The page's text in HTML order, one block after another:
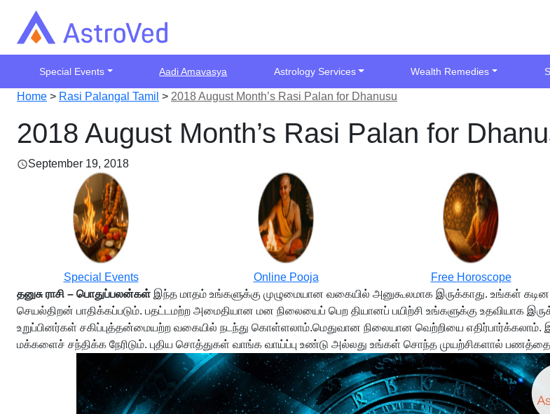
Special Events Aadi Amavasya Astrology Services Wealth Remedies
Home > Rasi Palangal Tamil > 2018 August Month’s Rasi Palan for Dhanusu
2018 August Month’s Rasi Palan for
September 19, 2018
Special Events Online Pooja Free Horoscope
தனுசு ராசி – பொதுப்பலன்கள் இந்த மாதம் உங்களுக்கு முழுமையான வகையில் அனுகூலமாக இருக்காது. உங்கள்
செயல்திறன் பாதிக்கப்படும். பதட்டமற்ற அமைதியான மன நிலையைப் பெற தியானப் பயிற்சி உங்களுக்கு உதவியாக
உறுப்பினர்கள் சகிப்புத்தன்மையற்ற வகையில் நடந்து கொள்ளலாம்.மெதுவான நிலையான வெற்றியை
மக்களைச் சந்திக்க நேரிடும். புதிய சொத்துகள் வாங்க வாய்ப்பு உண்டு அல்லது உங்கள் சொந்த முயற்சிகளால்